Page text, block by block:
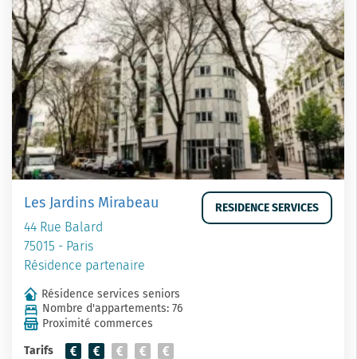
Les Jardins Mirabeau
44 Rue Balard
75015 - Paris
Résidence partenaire
RESIDENCE SERVICES
Résidence services seniors
Nombre d'appartements: 76
Proximité commerces
Tarifs